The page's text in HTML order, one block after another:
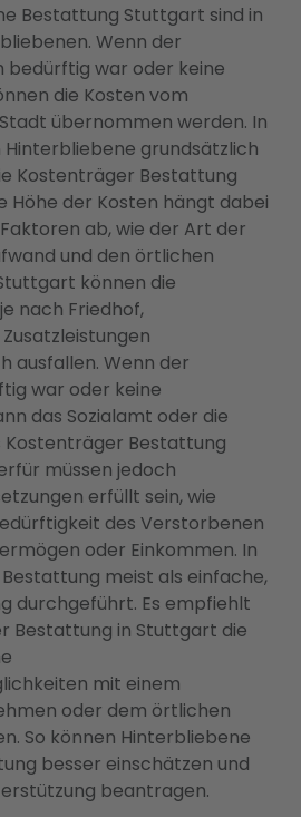
Bestattung Stuttgart sind in
Wenn der
war oder keine
die Kosten vom
übernommen werden. In
grundsätzlich
Kostenträger Bestattung
Höhe der Kosten hängt dabei
ab, wie der Art der
und den örtlichen
können die
nach Friedhof,
ausfallen. Wenn der
war oder keine
das Sozialamt oder die
Kostenträger Bestattung
müssen jedoch
erfüllt sein, wie
des Verstorbenen
oder Einkommen. In
meist als einfache,
durchgeführt. Es empfiehlt
Bestattung in Stuttgart die
mit einem
oder dem örtlichen
So können Hinterbliebene
besser einschätzen und
beantragen.